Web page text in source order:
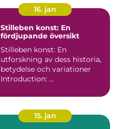
16. jan
Stilleben konst: En
fördjupande översikt
Stilleben konst: En
utforskning av dess historia,
betydelse och variationer
Introduction: ...
15. jan